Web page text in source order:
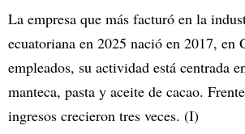
La empresa que más facturó en la
ecuatoriana en 2025 nació en 2017, en
empleados, su actividad está centrada
manteca, pasta y aceite de cacao.
ingresos crecieron tres veces. (I)